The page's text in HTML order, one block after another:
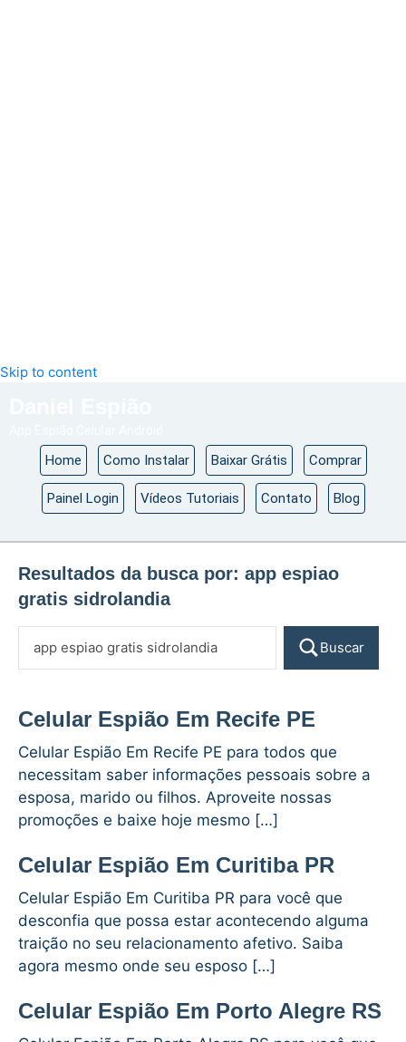
Skip to content
Home Como Instalar Baixar Grátis Comprar
Painel Login Vídeos Tutoriais Contato Blog
Resultados da busca por: app espiao
gratis sidrolandia
Buscar
Celular Espião Em Recife PE
Celular Espião Em Recife PE para todos que
necessitam saber informações pessoais sobre a
esposa, marido ou filhos. Aproveite nossas
promoções e baixe hoje mesmo […]
Celular Espião Em Curitiba PR
Celular Espião Em Curitiba PR para você que
desconfia que possa estar acontecendo alguma
traição no seu relacionamento afetivo. Saiba
agora mesmo onde seu esposo […]
Celular Espião Em Porto Alegre RS